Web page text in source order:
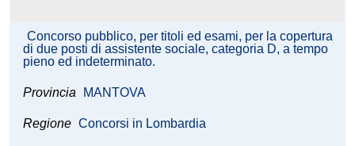
Concorso pubblico, per titoli ed esami, per la copertura
di due posti di assistente sociale, categoria D, a tempo
pieno ed indeterminato.
Provincia MANTOVA
Regione Concorsi in Lombardia